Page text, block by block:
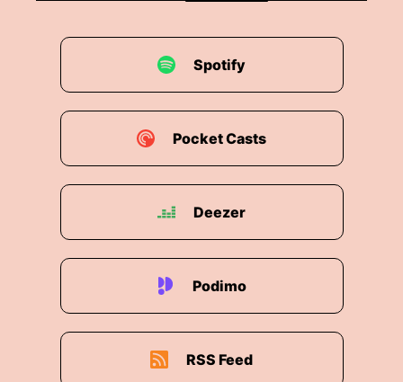
Spotify
Pocket Casts
Deezer
Podimo
RSS Feed